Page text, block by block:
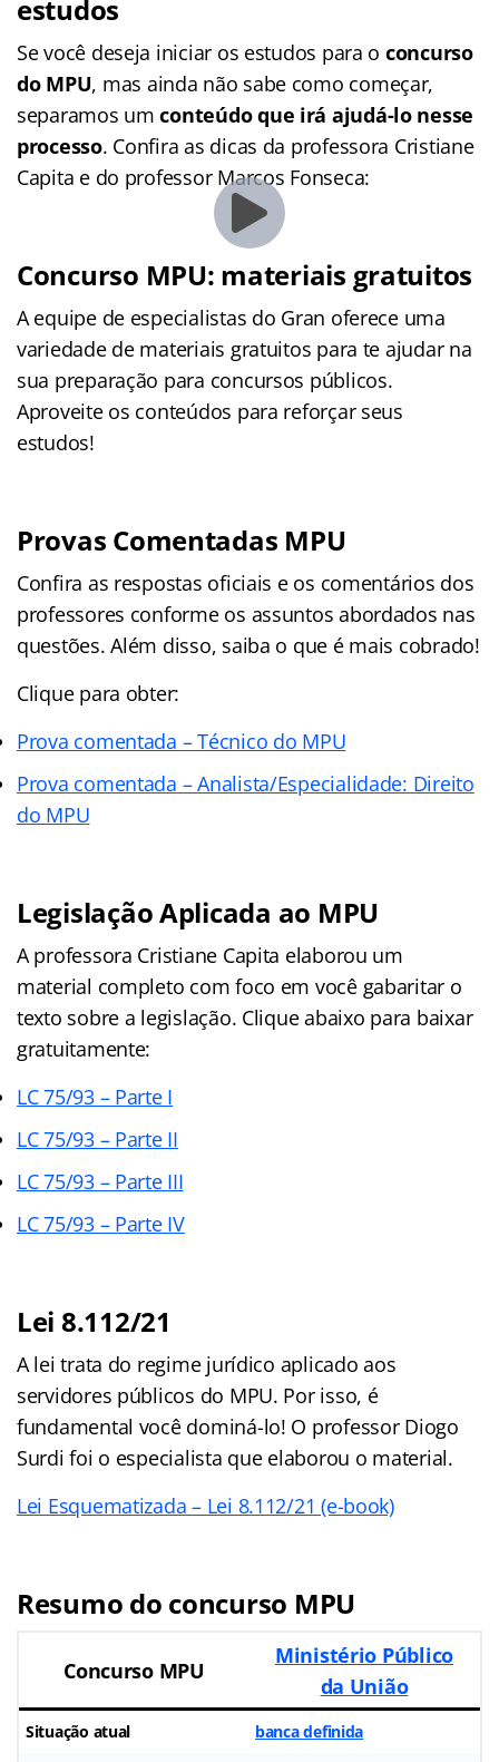
estudos
Se você deseja iniciar os estudos para o concurso
do MPU, mas ainda não sabe como começar,
separamos um conteúdo que irá ajudá-lo nesse
processo. Confira as dicas da professora Cristiane
Capita e do professor Marcos Fonseca:
Concurso MPU: materiais gratuitos
A equipe de especialistas do Gran oferece uma
variedade de materiais gratuitos para te ajudar na
sua preparação para concursos públicos.
Aproveite os conteúdos para reforçar seus
estudos!
Provas Comentadas MPU
Confira as respostas oficiais e os comentários dos
professores conforme os assuntos abordados nas
questões. Além disso, saiba o que é mais cobrado!
Clique para obter:
Prova comentada – Técnico do MPU
Prova comentada – Analista/Especialidade: Direito
do MPU
Legislação Aplicada ao MPU
A professora Cristiane Capita elaborou um
material completo com foco em você gabaritar o
texto sobre a legislação. Clique abaixo para baixar
gratuitamente:
LC 75/93 – Parte I
LC 75/93 – Parte II
LC 75/93 – Parte III
LC 75/93 – Parte IV
Lei 8.112/21
A lei trata do regime jurídico aplicado aos
servidores públicos do MPU. Por isso, é
fundamental você dominá-lo! O professor Diogo
Surdi foi o especialista que elaborou o material.
Lei Esquematizada – Lei 8.112/21 (e-book)
Resumo do concurso MPU
Concurso MPU
Ministério Público
da União
Situação atual banca definida